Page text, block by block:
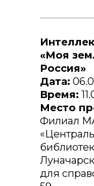
«Моя
Россия»
Дата:
Время:
Место
Филиал
для